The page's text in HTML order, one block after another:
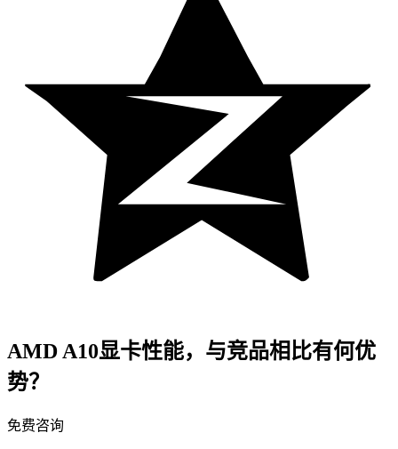
AMD A10显卡性能，与竞品相比有何优
势？
免费咨询